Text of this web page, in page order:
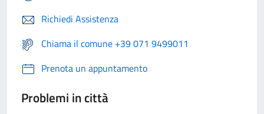
Richiedi Assistenza
Chiama il comune +39 071 9499011
Prenota un appuntamento
Problemi in città